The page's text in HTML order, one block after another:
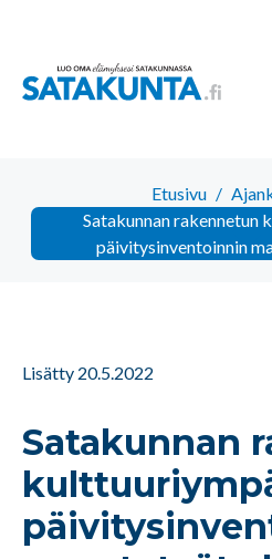
Etusivu /
Satakunnan rakennetun
päivitysinventoinnin
Lisätty 20.5.2022
Satakunnan